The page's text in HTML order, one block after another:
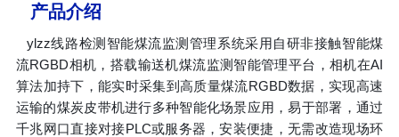
产品介绍
ylzz线路检测智能煤流监测管理系统采用自研非接触智能煤
流RGBD相机，搭载输送机煤流监测智能管理平台，相机在AI
算法加持下，能实时采集到高质量煤流RGBD数据，实现高速
运输的煤炭皮带机进行多种智能化场景应用，易于部署，通过
千兆网口直接对接PLC或服务器，安装便捷，无需改造现场环